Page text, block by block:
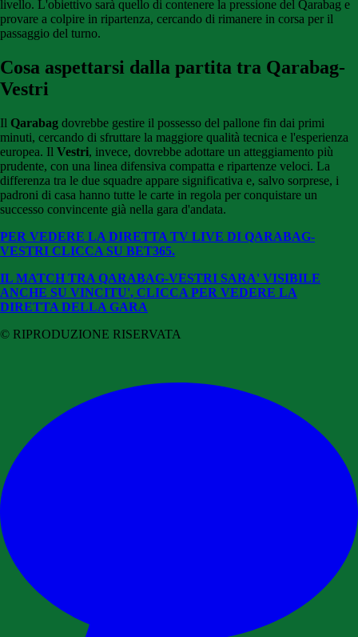
livello. L'obiettivo sarà quello di contenere la pressione del Qarabag e
provare a colpire in ripartenza, cercando di rimanere in corsa per il
passaggio del turno.
Cosa aspettarsi dalla partita tra Qarabag-
Vestri
Il Qarabag dovrebbe gestire il possesso del pallone fin dai primi
minuti, cercando di sfruttare la maggiore qualità tecnica e l'esperienza
europea. Il Vestri, invece, dovrebbe adottare un atteggiamento più
prudente, con una linea difensiva compatta e ripartenze veloci. La
differenza tra le due squadre appare significativa e, salvo sorprese, i
padroni di casa hanno tutte le carte in regola per conquistare un
successo convincente già nella gara d'andata.
PER VEDERE LA DIRETTA TV LIVE DI QARABAG-
VESTRI CLICCA SU BET365.
IL MATCH TRA QARABAG-VESTRI SARA' VISIBILE
ANCHE SU VINCITU', CLICCA PER VEDERE LA
DIRETTA DELLA GARA
© RIPRODUZIONE RISERVATA